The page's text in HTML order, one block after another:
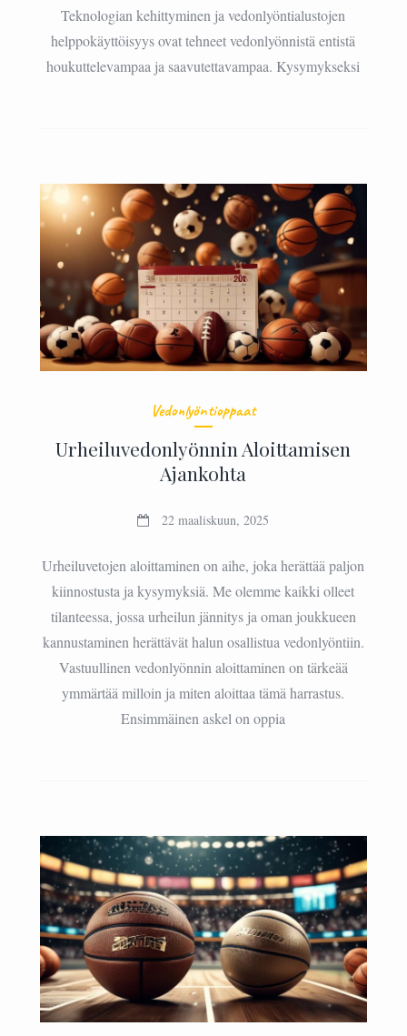
Teknologian kehittyminen ja vedonlyöntialustojen
helppokäyttöisyys ovat tehneet vedonlyönnistä entistä
houkuttelevampaa ja saavutettavampaa. Kysymykseksi
Vedonlyöntioppaat
Urheiluvedonlyönnin Aloittamisen
Ajankohta
22 maaliskuun, 2025
Urheiluvetojen aloittaminen on aihe, joka herättää paljon
kiinnostusta ja kysymyksiä. Me olemme kaikki olleet
tilanteessa, jossa urheilun jännitys ja oman joukkueen
kannustaminen herättävät halun osallistua vedonlyöntiin.
Vastuullinen vedonlyönnin aloittaminen on tärkeää
ymmärtää milloin ja miten aloittaa tämä harrastus.
Ensimmäinen askel on oppia